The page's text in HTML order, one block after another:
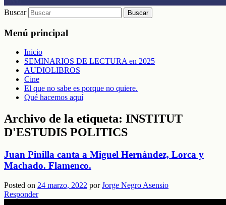
Buscar
Menú principal
Inicio
SEMINARIOS DE LECTURA en 2025
AUDIOLIBROS
Cine
El que no sabe es porque no quiere.
Qué hacemos aquí
Archivo de la etiqueta: INSTITUT
D'ESTUDIS POLITICS
Juan Pinilla canta a Miguel Hernández, Lorca y
Machado. Flamenco.
Posted on 24 marzo, 2022 porJorge Negro Asensio
Responder